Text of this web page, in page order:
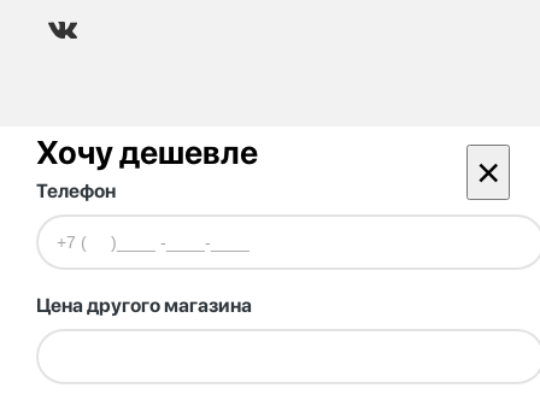
Хочу дешевле ×
Телефон
Цена другого магазина